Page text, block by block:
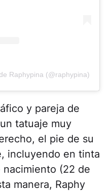
Raphypina (@raphypina)
y pareja de
tatuaje muy
el pie de su
incluyendo en tinta
(22 de
manera, Raphy